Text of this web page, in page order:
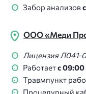
Забор анализов
ООО «Меди
Лицензия Л041-
Работаетс
Травмпункт
Процедурный